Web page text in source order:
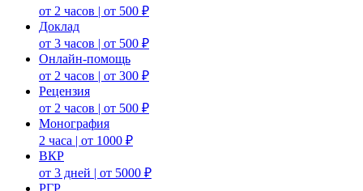
от 2 часов | от 500 ₽
Доклад
от 3 часов | от 500 ₽
Онлайн-помощь
от 2 часов | от 300 ₽
Рецензия
от 2 часов | от 500 ₽
Монография
2 часа | от 1000 ₽
ВКР
от 3 дней | от 5000 ₽
РГР